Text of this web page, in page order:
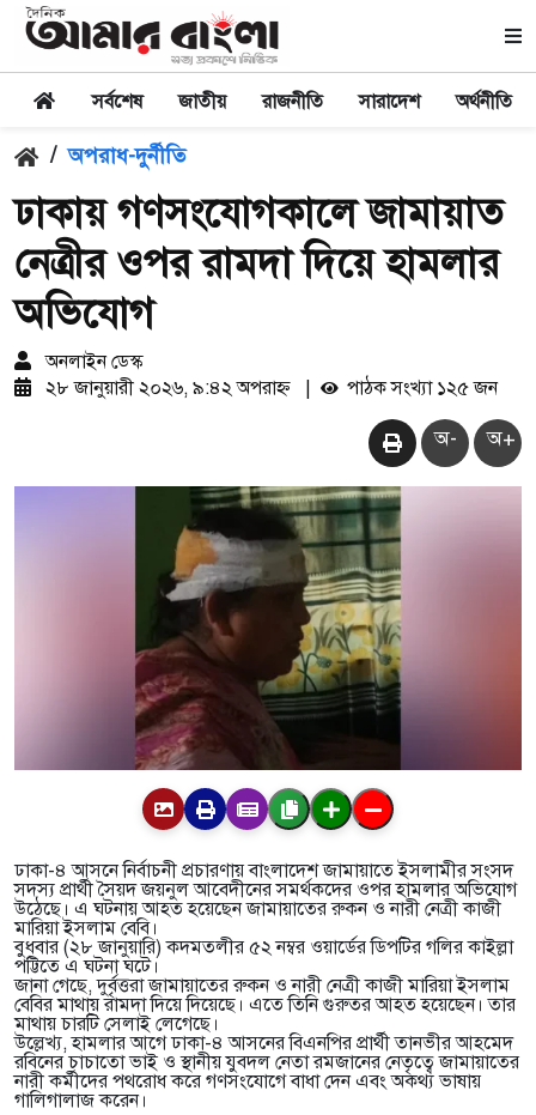
সর্বশেষ জাতীয় রাজনীতি সারাদেশ অর্থনীতি
/ অপরাধ-দুর্নীতি
ঢাকায় গণসংযোগকালে জামায়াত
নেত্রীর ওপর রামদা দিয়ে হামলার
অভিযোগ
অনলাইন ডেস্ক
২৮ জানুয়ারী ২০২৬, ৯:৪২ অপরাহ্ন
পাঠক সংখ্যা ১২৫ জন
অ- অ+
ঢাকা-৪ আসনে নির্বাচনী প্রচারণায় বাংলাদেশ জামায়াতে ইসলামীর সংসদ
সদস্য প্রার্থী সৈয়দ জয়নুল আবেদীনের সমর্থকদের ওপর হামলার অভিযোগ
উঠেছে। এ ঘটনায় আহত হয়েছেন জামায়াতের রুকন ও নারী নেত্রী কাজী
মারিয়া ইসলাম বেবি।
বুধবার (২৮ জানুয়ারি) কদমতলীর ৫২ নম্বর ওয়ার্ডের ডিপটির গলির কাইল্লা
পট্টিতে এ ঘটনা ঘটে।
জানা গেছে, দুর্বৃত্তরা জামায়াতের রুকন ও নারী নেত্রী কাজী মারিয়া ইসলাম
বেবির মাথায় রামদা দিয়ে দিয়েছে। এতে তিনি গুরুতর আহত হয়েছেন। তার
মাথায় চারটি সেলাই লেগেছে।
উল্লেখ্য, হামলার আগে ঢাকা-৪ আসনের বিএনপির প্রার্থী তানভীর আহমেদ
রবিনের চাচাতো ভাই ও স্থানীয় যুবদল নেতা রমজানের নেতৃত্বে জামায়াতের
নারী কর্মীদের পথরোধ করে গণসংযোগে বাধা দেন এবং অকথ্য ভাষায়
গালিগালাজ করেন।